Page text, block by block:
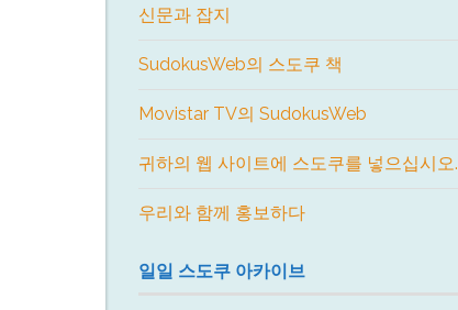
신문과 잡지
SudokusWeb의 스도쿠 책
Movistar TV의 SudokusWeb
귀하의 웹 사이트에 스도쿠를 넣으십시오.
우리와 함께 홍보하다
일일 스도쿠 아카이브